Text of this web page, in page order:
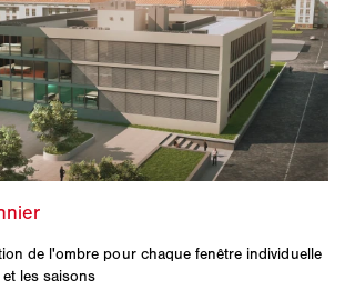
de l'ombre pour chaque fenêtre individuelle
les saisons